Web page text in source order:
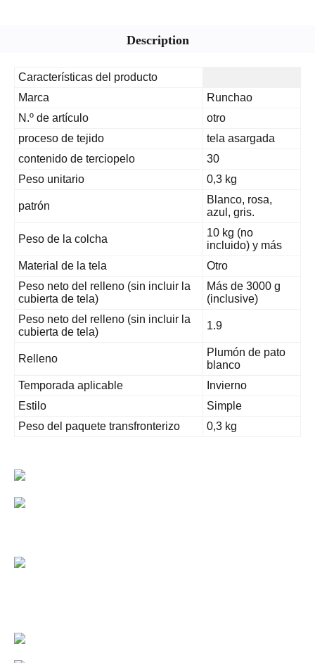
Description
Características del producto
Marca
Runchao
N.º de artículo
otro
proceso de tejido
tela asargada
contenido de terciopelo
30
Peso unitario
0,3 kg
patrón
Blanco, rosa,
azul, gris.
Peso de la colcha
10 kg (no
incluido) y más
Material de la tela
Otro
Peso neto del relleno (sin incluir la
cubierta de tela)
Más de 3000 g
(inclusive)
Peso neto del relleno (sin incluir la
cubierta de tela)
1.9
Relleno
Plumón de pato
blanco
Temporada aplicable
Invierno
Estilo
Simple
Peso del paquete transfronterizo
0,3 kg